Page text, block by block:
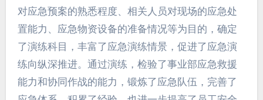
对应急预案的熟悉程度、相关人员对现场的应急处
置能力、应急物资设备的准备情况等为目的，确定
了演练科目，丰富了应急演练情景，促进了应急演
练向纵深推进。通过演练，检验了事业部应急救援
能力和协同作战的能力，锻炼了应急队伍，完善了